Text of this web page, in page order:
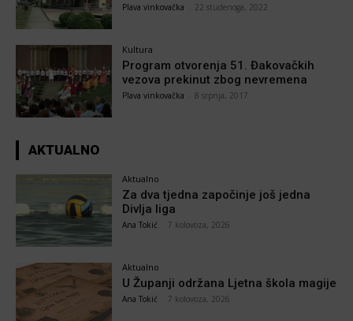
Plava vinkovačka 22 studenoga, 2022
Kultura
Program otvorenja 51. Đakovačkih
vezova prekinut zbog nevremena
Plava vinkovačka 8 srpnja, 2017
AKTUALNO
Aktualno
Za dva tjedna započinje još jedna
Divlja liga
Ana Tokić 7 kolovoza, 2026
Aktualno
U Županji održana Ljetna škola magije
Ana Tokić 7 kolovoza, 2026